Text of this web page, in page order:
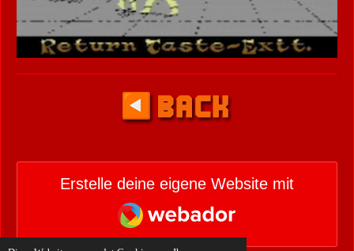
Erstelle deine eigene Website mit
Webador